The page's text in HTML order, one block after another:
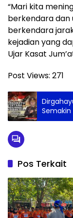
“Mari kita
berkendara dan
berkendara
kejadian yang
Ujar Kasat
Post Views: 271
Rakyat
Pos Terkait